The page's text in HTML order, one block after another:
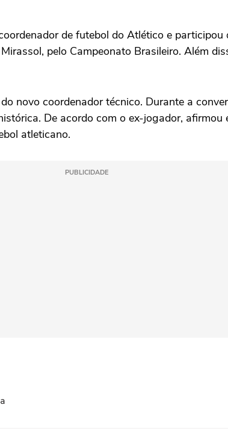
de futebol do Atlético e
pelo Campeonato Brasileiro. Além
novo coordenador técnico. Durante a
De acordo com o ex-jogador,
atleticano.
PUBLICIDADE